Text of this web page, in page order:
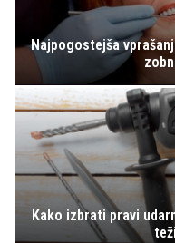
Najpogostejša
Kako izbrati pravi